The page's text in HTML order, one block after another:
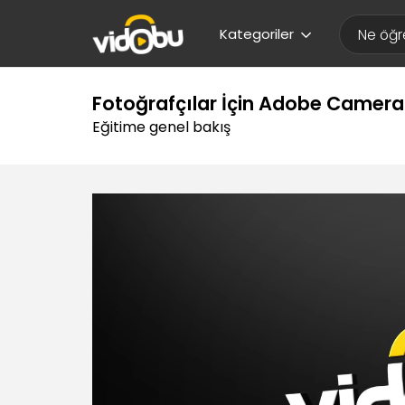
Kategoriler
Fotoğrafçılar İçin Adobe
Eğitime genel bakış